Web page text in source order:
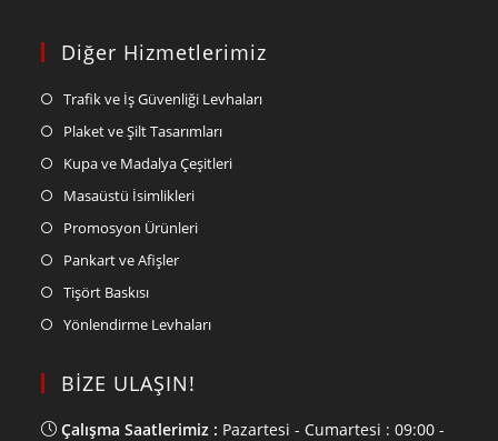
Diğer Hizmetlerimiz
Trafik ve İş Güvenliği Levhaları
Plaket ve Şilt Tasarımları
Kupa ve Madalya Çeşitleri
Masaüstü İsimlikleri
Promosyon Ürünleri
Pankart ve Afişler
Tişört Baskısı
Yönlendirme Levhaları
BİZE ULAŞIN!
Çalışma Saatlerimiz : Pazartesi - Cumartesi : 09:00 -